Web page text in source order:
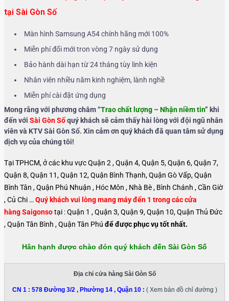
tại Sài Gòn Số
Màn hình Samsung A54 chính hãng mới 100%
Miễn phí đổi mới tron vòng 7 ngày sử dụng
Bảo hành dài hạn từ 24 tháng tùy linh kiện
Nhân viên nhiều năm kinh nghiệm, lành nghề
Miễn phí cài đặt ứng dụng
Mong rằng với phương châm “Trao chất lượng – Nhận niềm tin” khi
đến với Sài Gòn Sốquý khách sẽ cảm thấy hài lòng với đội ngũ nhân
viên và KTV Sài Gòn Số. Xin cảm ơn quý khách đã quan tâm sử dụng
dịch vụ của chúng tôi!
Tại TPHCM, ở các khu vực Quận 2 , Quận 4, Quận 5, Quận 6, Quận 7,
Quận 8, Quận 11, Quận 12, Quận Bình Thạnh, Quận Gò Vấp, Quận
Bình Tân , Quận Phú Nhuận , Hóc Môn , Nhà Bè , Bình Chánh , Cần Giờ
, Củ Chi … Quý khách vui lòng mang máy đến 1 trong các cửa
hàng Saigonsotại : Quận 1 , Quận 3, Quận 9, Quận 10, Quận Thủ Đức
, Quận Tân Bình , Quận Tân Phú để được phục vụ tốt nhất.
Hân hạnh được chào đón quý khách đến Sài Gòn Số
Địa chỉ cửa hàng Sài Gòn Số
CN 1 : 578 Đường 3/2 , Phường 14 , Quận 10: ( Xem bản đồ chỉ đường )